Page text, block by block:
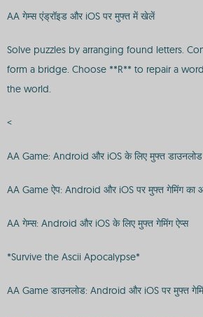
AA गेम्स एंड्रॉइड और iOS पर मुफ्त में खेलें
Solve puzzles by arranging found letters.
form a bridge. Choose **R** to repair a
the world.
<
AA Game: Android और iOS के लिए मुफ्त
AA Game ऐप: Android और iOS पर मुफ्त गेमिंग का
AA गेम्स: Android और iOS के लिए मुफ्त गेमिंग ऐप्स
*Survive the Ascii Apocalypse*
AA Game डाउनलोड: Android और iOS पर मुफ्त